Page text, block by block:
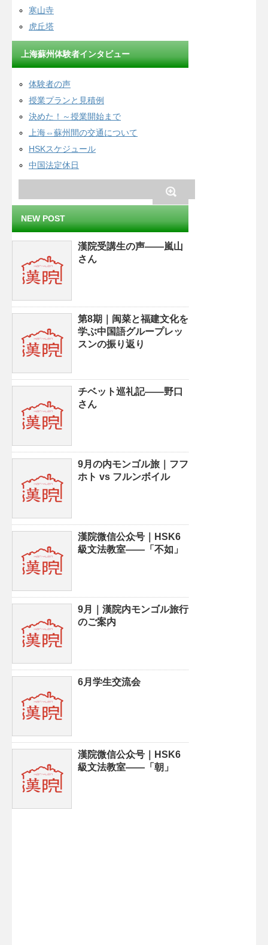
寒山寺
虎丘塔
上海蘇州体験者インタビュー
体験者の声
授業プランと見積例
決めた！～授業開始まで
上海⇔蘇州間の交通について
HSKスケジュール
中国法定休日
NEW POST
漢院受講生の声——嵐山
さん
第8期｜闽菜と福建文化を
学ぶ中国語グループレッ
スンの振り返り
チベット巡礼記——野口
さん
9月の内モンゴル旅｜フフ
ホト vs フルンボイル
漢院微信公众号｜HSK6
級文法教室——「不如」
9月｜漢院内モンゴル旅行
のご案内
6月学生交流会
漢院微信公众号｜HSK6
級文法教室——「朝」